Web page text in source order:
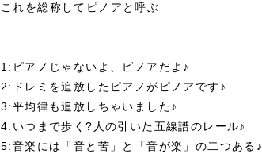
これを総称してピノアと呼ぶ
1:ピアノじゃないよ、ピノアだよ♪
2:ドレミを追放したピアノがピノアです♪
3:平均律も追放しちゃいました♪
4:いつまで歩く?人の引いた五線譜のレール♪
5:音楽には「音と苦」と「音が楽」の二つある♪